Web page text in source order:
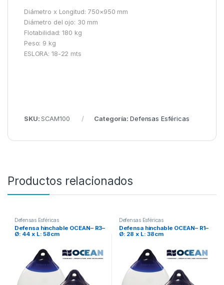
Diámetro x Longitud: 750×950 mm
Diámetro del ojo: 30 mm
Flotabilidad: 180 kg
Peso: 9 kg
ESLORA: 18-22 mts
SKU:SCAM100 Categoría:Defensas Esféricas
Productos relacionados
Defensas Esféricas
Defensa hinchable OCEAN– R3–
Ø: 44 x L: 58cm
Defensas Esféricas
Defensa hinchable OCEAN– R1–
Ø: 28 x L: 38cm